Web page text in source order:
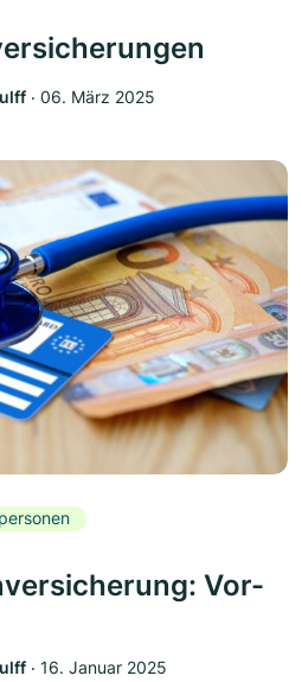
‧ 06. März 2025
Vor-
‧ 16. Januar 2025